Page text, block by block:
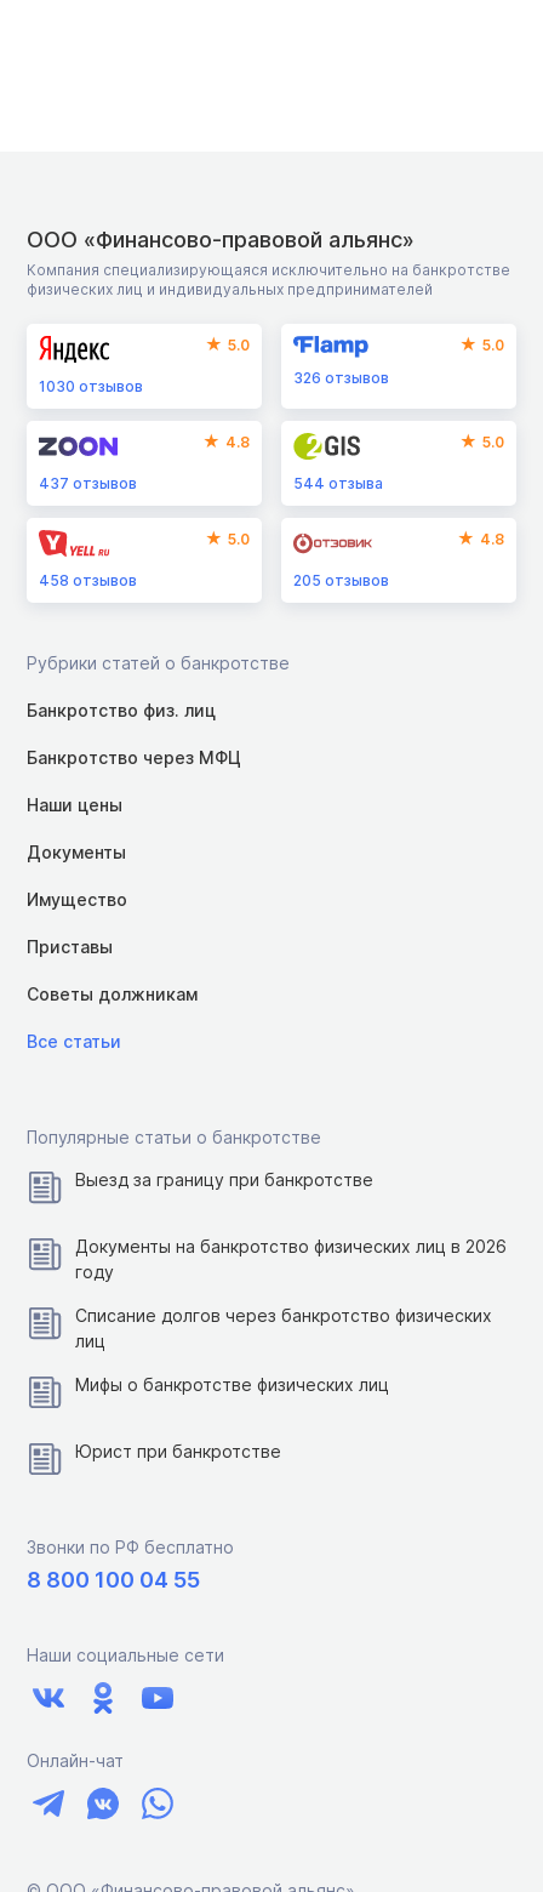
ООО «Финансово-правовой альянс»
Компания специализирующаяся исключительно на банкротстве
физических лиц и индивидуальных предпринимателей
5.0
1030 отзывов
5.0
326отзывов
4.8
437 отзывов
5.0
544отзыва
5.0
458 отзывов
4.8
205отзывов
Рубрики статей о банкротстве
Банкротство физ. лиц
Банкротство через МФЦ
Наши цены
Документы
Имущество
Приставы
Советы должникам
Все статьи
Популярные статьи о банкротстве
Выезд за границу при банкротстве
Документы на банкротство физических лиц в 2026
году
Списание долгов через банкротство физических
лиц
Мифы о банкротстве физических лиц
Юрист при банкротстве
Звонки по РФ бесплатно
8 800 100 04 55
Наши социальные сети
Онлайн-чат